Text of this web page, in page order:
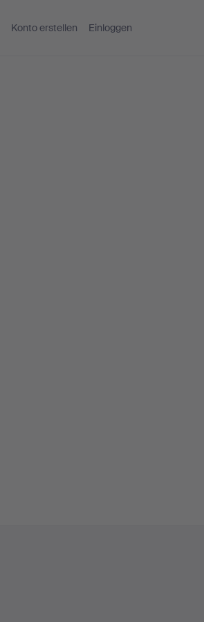
Konto erstellen Einloggen